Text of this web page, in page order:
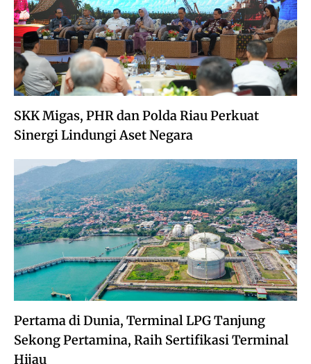
SKK Migas, PHR dan Polda Riau Perkuat
Sinergi Lindungi Aset Negara
Pertama di Dunia, Terminal LPG Tanjung
Sekong Pertamina, Raih Sertifikasi Terminal
Hijau